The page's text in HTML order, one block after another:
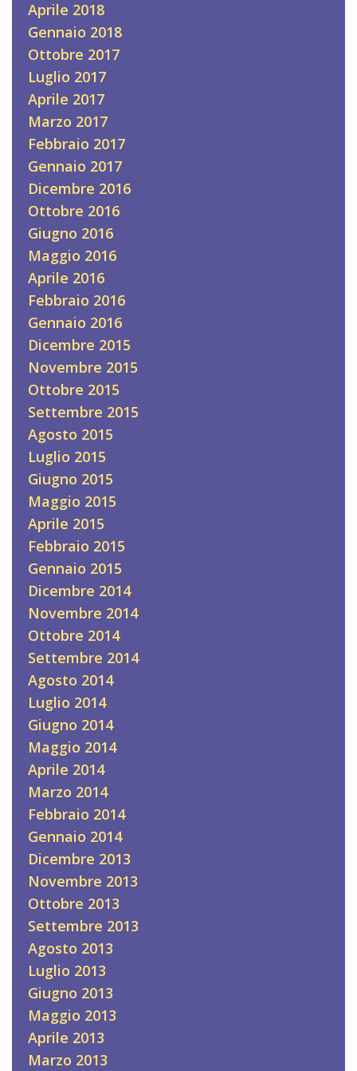
Aprile 2018
Gennaio 2018
Ottobre 2017
Luglio 2017
Aprile 2017
Marzo 2017
Febbraio 2017
Gennaio 2017
Dicembre 2016
Ottobre 2016
Giugno 2016
Maggio 2016
Aprile 2016
Febbraio 2016
Gennaio 2016
Dicembre 2015
Novembre 2015
Ottobre 2015
Settembre 2015
Agosto 2015
Luglio 2015
Giugno 2015
Maggio 2015
Aprile 2015
Febbraio 2015
Gennaio 2015
Dicembre 2014
Novembre 2014
Ottobre 2014
Settembre 2014
Agosto 2014
Luglio 2014
Giugno 2014
Maggio 2014
Aprile 2014
Marzo 2014
Febbraio 2014
Gennaio 2014
Dicembre 2013
Novembre 2013
Ottobre 2013
Settembre 2013
Agosto 2013
Luglio 2013
Giugno 2013
Maggio 2013
Aprile 2013
Marzo 2013